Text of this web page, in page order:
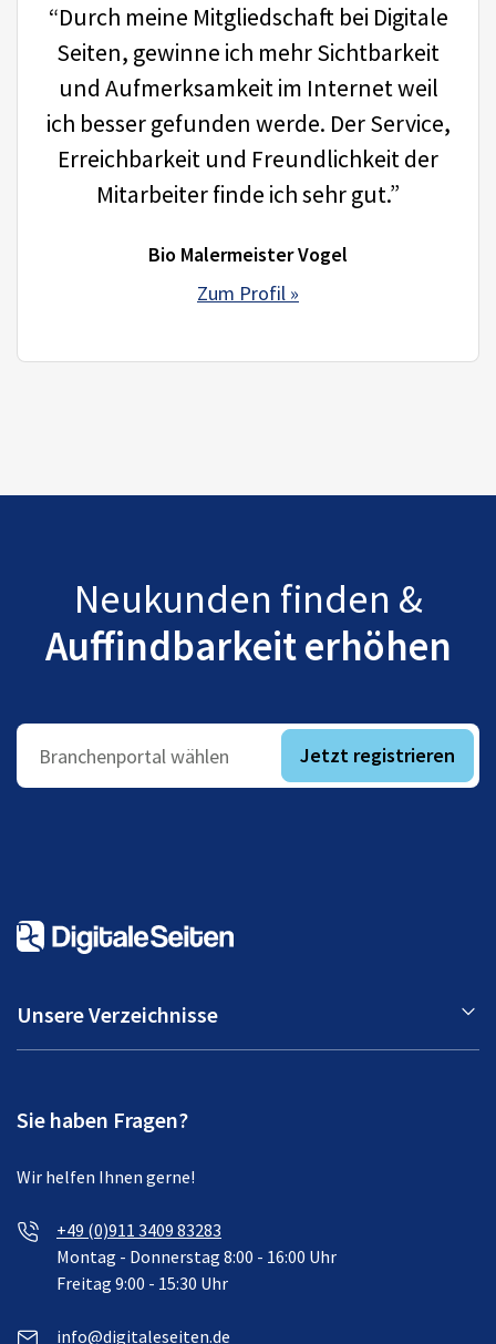
“Durch meine Mitgliedschaft bei Digitale
Seiten, gewinne ich mehr Sichtbarkeit
und Aufmerksamkeit im Internet weil
ich besser gefunden werde. Der Service,
Erreichbarkeit und Freundlichkeit der
Mitarbeiter finde ich sehr gut.”
Bio Malermeister Vogel
Zum Profil »
Neukunden finden &
Auffindbarkeit erhöhen
Branchenportal wählen Jetzt registrieren
Unsere Verzeichnisse
Sie haben Fragen?
Wir helfen Ihnen gerne!
+49 (0)911 3409 83283
Montag - Donnerstag 8:00 - 16:00 Uhr
Freitag 9:00 - 15:30 Uhr
info@digitaleseiten.de